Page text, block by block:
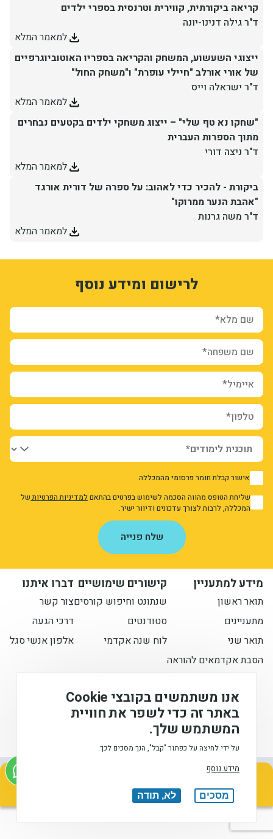
קריאה ביקורתית, קווירית וטרנסית בספרי ילדים
ד"ר גילה דנינו-יונה
למאמר המלא
ייצוגי השעשוע, המשחק והקריאה בספריו האוטוביוגרפיים
של אורי אורלב "חיילי עופרת" ו"משחק החול"
ד"ר ישראלה וייס
למאמר המלא
"שחקו נא טף שלי" – ייצוג משחקי ילדים בקטעים נבחרים
מתוך הספרות העברית
ד"ר ניצה דורי
למאמר המלא
ביקורת - להכיר כדי לאהוב: על ספרה של דורית אורגד
"אהבת הנער ממרוקו"
ד"ר משה גרנות
למאמר המלא
לרישום ומידע נוסף
שם מלא*
שם משפחה*
איימיל*
טלפון*
1 אישור קבלת חומר פרסומי מהמכללה
1
אני מאשר/ת את מדיניות הפרטיות
שליחת הטופס מהווה הסכמה לשימוש בפרטים בהתאםלמדיניות הפרטיותשל
המכללה, לרבות לצורך עדכונים ודיוור ישיר.
שלח פנייה
form-KHPFxyeOYWBIh7AkkfPl3Ur07PSkNP-AJQfwuHCvwuI
Ifbeij7oCHsNFnnt5-MnqoGEWM8ENJcj11Cwo_NDoNE
השאירו פרטים ונחזור אליכם בהקדם
מידע למתעניין
תואר ראשון
מתעניינים
תואר שני
הסבת אקדמאים להוראה
קישורים שימושיים
שנתונט וחיפוש קורסים
סטודנטים
לוח שנה אקדמי
דברו איתנו
צור קשר
דרכי הגעה
אלפון אנשי סגל
המכללה האקדמית לחינוך ע"ש דוד ילין (ע.ר), © 2026
הישארו מעודכנים איתנואנו משתמשים בקובצי Cookie
באתר זה כדי לשפר את חוויית
המשתמש שלך.
על ידי לחיצה על כפתור "קבל", הנך מסכים לכך.
מידע נוסף
מסכים לא, תודה